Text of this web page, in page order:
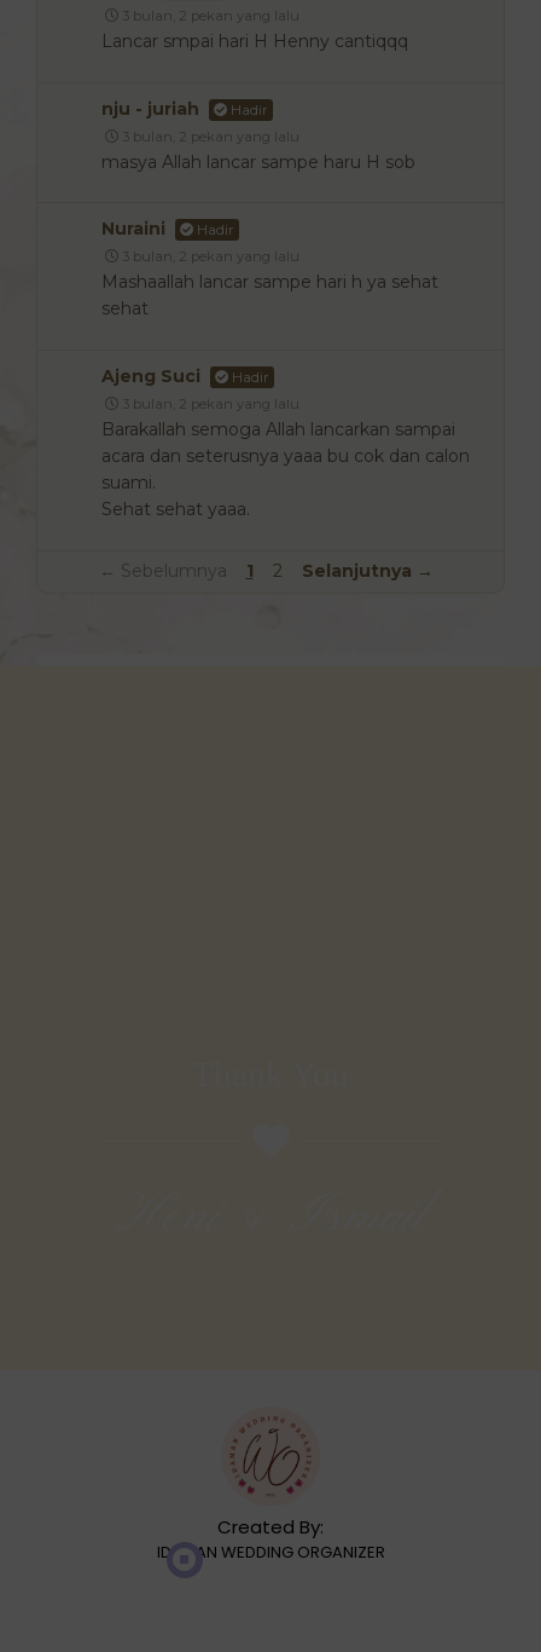
3 bulan, 2 pekan yang lalu
Lancar smpai hari H Henny cantiqqq
nju - juriah
Hadir
3 bulan, 2 pekan yang lalu
masya Allah lancar sampe haru H sob
Nuraini
Hadir
3 bulan, 2 pekan yang lalu
Mashaallah lancar sampe hari h ya sehat
sehat
Ajeng Suci
Hadir
3 bulan, 2 pekan yang lalu
Barakallah semoga Allah lancarkan sampai
acara dan seterusnya yaaa bu cok dan calon
suami.
Sehat sehat yaaa.
← Sebelumnya 1 2 Selanjutnya →
Created By:
IDAMAN WEDDING ORGANIZER